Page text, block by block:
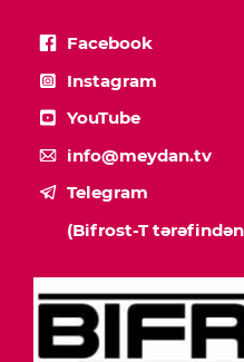
Facebook
Instagram
YouTube
info@meydan.tv
Telegram
(Bifrost-T